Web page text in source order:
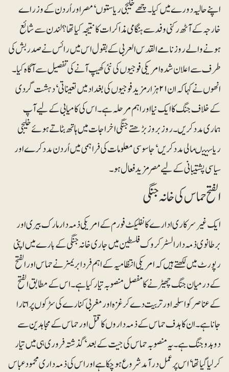
اپنے حالیہ دورے میں کیا۔ چھے خلیجی ریاستوں‘ مصر اور اُردن کے وزراے
خارجہ کے آٹھ رکنی وفد سے ہنگامی مذاکرات کا نتیجہ کیا تھا؟ لندن سے شائع
ہونے والے روزنامے القدس العربی کے بقول اس میں رائس نے صدربش کی
طرف سے اعلان شدہ امریکی فوجیوں کی نئی کھیپ آنے کی تفصیل سے آگاہ کیا۔
انھوں نے کہا کہ ان ۲۱ ہزار مزید فوجیوں کی بغداد میں تعیناتی‘ دہشت گردی
کے خلاف جنگ کا ایک نیا اور اہم مرحلہ ہے۔ اس کی کامیابی کے لیے آپ
ہماری مدد کریں۔ روز بروز بڑھتے جنگی اخراجات میں ہاتھ بٹاتے ہوئے خلیجی
ریاستیںمالی مدد کریں‘ جاسوسی معلومات کی فراہمی میں اُردن مدد کرے اور
سیاسی پشتیبانی کے لیے مصر مزید فعال ہو۔
الفتح حماس کی خانہ جنگی
ایک غیرسرکاری ادارے کانفلیکٹ فورم کے امریکی ذمہ دار مارک بیری اور
برطانوی ذمہ دار السٹر کروک فلسطین میں جاری خانہ جنگی کے بارے میں اپنی
رپورٹ میں لکھتے ہیں کہ امریکی انتظامیہ کے اہم فرد ابریمز نے حماس اور الفتح
کے درمیان جنگ چھیڑنے کا مفصل منصوبہ تیار کیا ہے۔ اس کے مطابق الفتح
کے عناصر کو اسلحہ اور تربیت دے کر غزہ اور مغربی کنارے کی سڑکوں پر اتارا
جانا ہے۔ ان کا ہدف حماس کے ذمہ داروں کا قتل اور حماس کے مجاہدین سے
دوبدو جنگ ہے۔ یہ منصوبہ حماس کی جیت کے بعد‘ گذشتہ فروری ہی میں تیار
کرلیا گیا تھا‘ اس پر عمل درآمد شروع ہوچکا ہے اور اس کی ذمہ داری محمود عباس